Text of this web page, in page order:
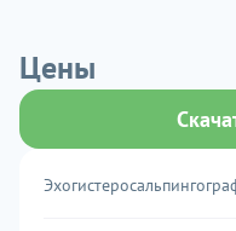
Цены